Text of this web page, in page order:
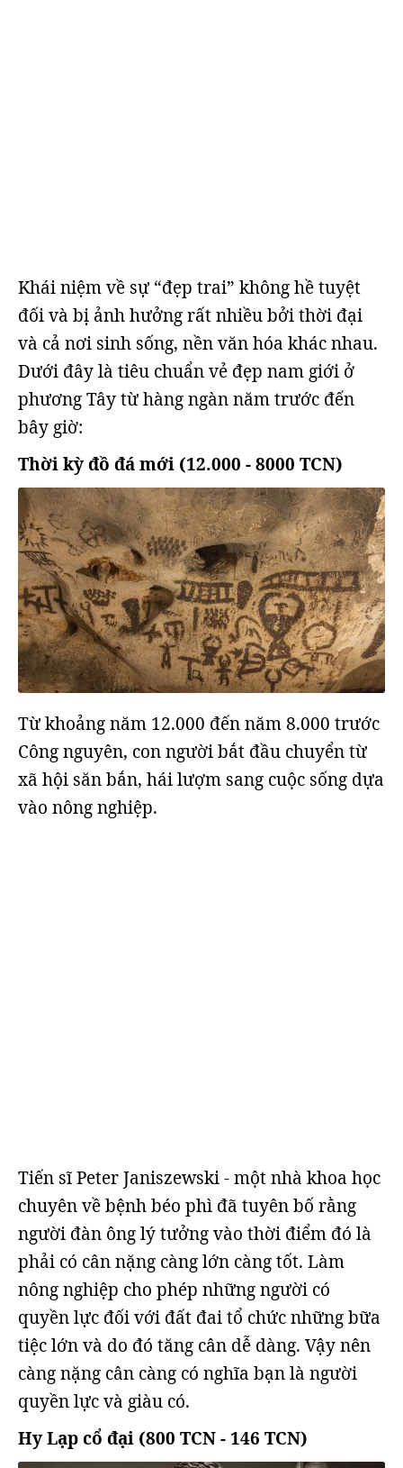
Khái niệm về sự “đẹp trai” không hề tuyệt
đối và bị ảnh hưởng rất nhiều bởi thời đại
và cả nơi sinh sống, nền văn hóa khác nhau.
Dưới đây là tiêu chuẩn vẻ đẹp nam giới ở
phương Tây từ hàng ngàn năm trước đến
bây giờ:
Thời kỳ đồ đá mới (12.000 - 8000 TCN)
Từ khoảng năm 12.000 đến năm 8.000 trước
Công nguyên, con người bắt đầu chuyển từ
xã hội săn bắn, hái lượm sang cuộc sống dựa
vào nông nghiệp.
Tiến sĩ Peter Janiszewski - một nhà khoa học
chuyên về bệnh béo phì đã tuyên bố rằng
người đàn ông lý tưởng vào thời điểm đó là
phải có cân nặng càng lớn càng tốt. Làm
nông nghiệp cho phép những người có
quyền lực đối với đất đai tổ chức những bữa
tiệc lớn và do đó tăng cân dễ dàng. Vậy nên
càng nặng cân càng có nghĩa bạn là người
quyền lực và giàu có.
Hy Lạp cổ đại (800 TCN - 146 TCN)